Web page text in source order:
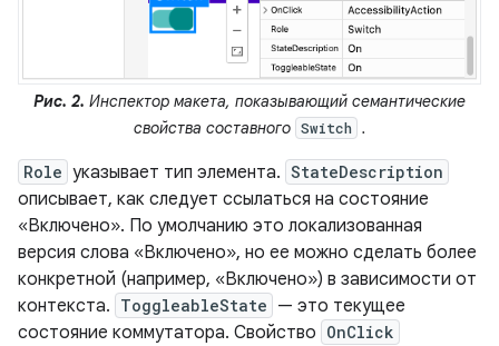
Рис. 2. Инспектор макета, показывающий семантические
свойства составного Switch .
Role указывает тип элемента. StateDescription
описывает, как следует ссылаться на состояние
«Включено». По умолчанию это локализованная
версия слова «Включено», но ее можно сделать более
конкретной (например, «Включено») в зависимости от
контекста. ToggleableState — это текущее
состояние коммутатора. Свойство OnClick